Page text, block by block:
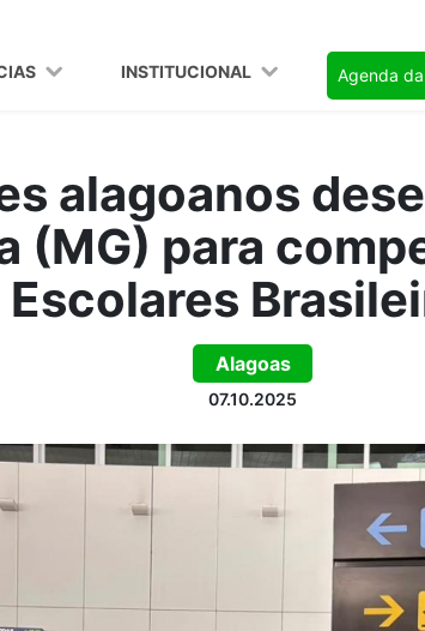
INSTITUCIONAL Agenda
alagoanos
(MG) para
Escolares
Alagoas
07.10.2025